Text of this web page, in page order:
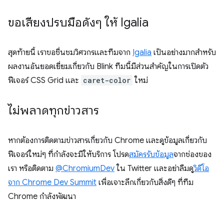
ขอเสียงปรบมือดังๆ ให้ Igalia
สุดท้ายนี้ เราขอชื่นชมวิศวกรและทีมจาก Igalia เป็นอย่างมากสำหรับ
ผลงานอันยอดเยี่ยมเกี่ยวกับ Blink ทีมนี้มีส่วนสําคัญในการเปิดตัว
ฟีเจอร์ CSS Grid และ caret-color ใหม่
ไม่พลาดทุกข่าวสาร
หากต้องการติดตามข่าวสารเกี่ยวกับ Chrome และดูข้อมูลเกี่ยวกับ
ฟีเจอร์ใหม่ๆ ที่กำลังจะมีให้บริการ โปรดสมัครรับข้อมูลจากช่องของ
เรา หรือติดตาม @ChromiumDevใน Twitter และอย่าลืมดูวิดีโอ
จาก Chrome Dev Summit เพื่อเจาะลึกเกี่ยวกับสิ่งดีๆ ที่ทีม
Chrome กำลังพัฒนา